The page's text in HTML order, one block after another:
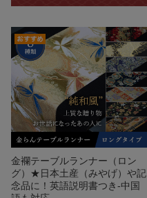
金襴テーブルランナー（ロン
グ）★日本土産（みやげ）や記
念品に！英語説明書つき-中国